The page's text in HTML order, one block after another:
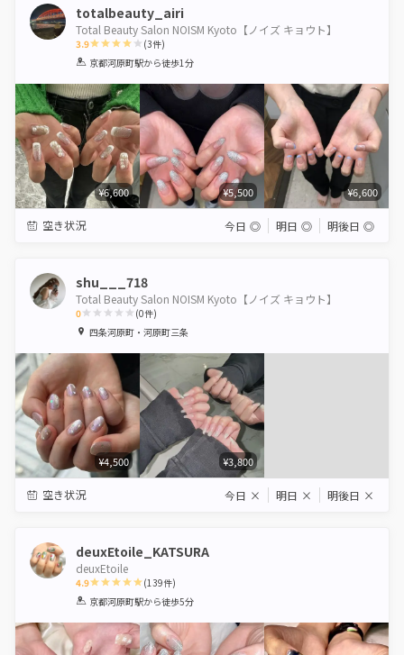
totalbeauty_airi
Total Beauty Salon NOISM Kyoto【ノイズ キョウト】
3.9
1 2 3 4 5
(3件)
京都河原町駅から徒歩1分
¥6,600 ¥5,500 ¥6,600
空き状況 今日 ◎ 明日 ◎ 明後日 ◎
shu___718
Total Beauty Salon NOISM Kyoto【ノイズ キョウト】
0
1 2 3 4 5
(0件)
四条河原町・河原町三条
¥4,500 ¥3,800
空き状況 今日 × 明日 × 明後日 ×
deuxEtoile_KATSURA
deuxEtoile
4.9
1 2 3 4 5
(139件)
京都河原町駅から徒歩5分